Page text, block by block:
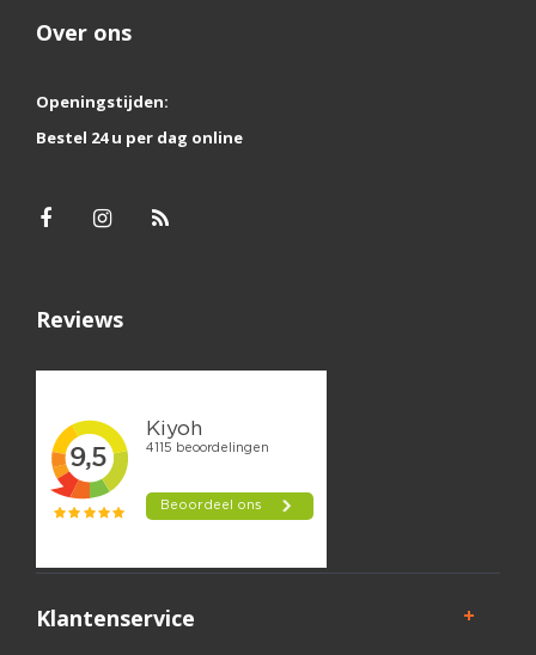
Over ons
Openingstijden:
Bestel 24 u per dag online
Reviews
Klantenservice